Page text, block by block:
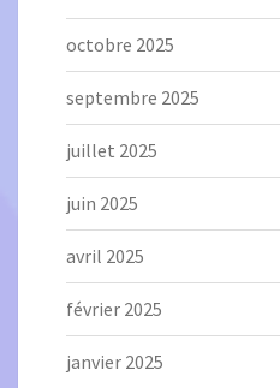
octobre 2025
septembre 2025
juillet 2025
juin 2025
avril 2025
février 2025
janvier 2025